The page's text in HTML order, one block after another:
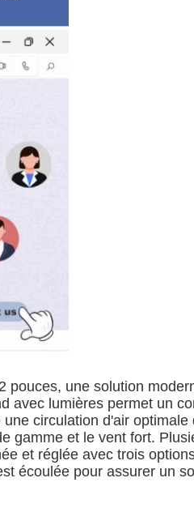
une solution
avec lumières permet un
circulation d'air optimale
gamme et le vent fort.
et réglée avec trois
écoulée pour assurer un